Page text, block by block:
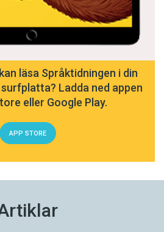
läsa Språktidningen i din
Ladda ned appen
eller Google Play.
APP STORE